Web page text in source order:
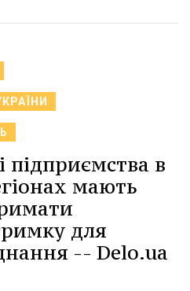
підприємства в
мають
для
-- Delo.ua